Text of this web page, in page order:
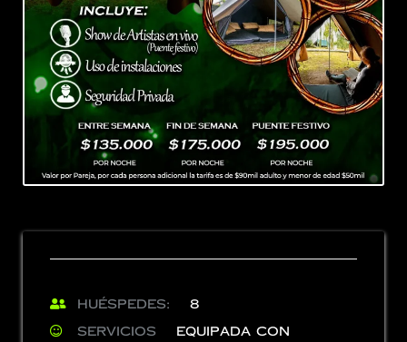
Huéspedes:
8
Servicios
Equipada con